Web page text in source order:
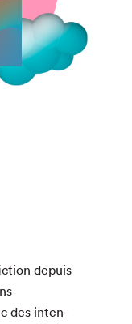
depuis
des inten­